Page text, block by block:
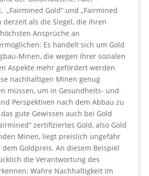
„Fairmined Gold“ und „Fairmined
derzeit als die Siegel, die ihren
Ansprüche an
Es handelt sich um Gold
Minen, die wegen ihrer sozialen
Aspekte mehr gefördert werden
nachhaltigen Minen genug
müssen, um in Gesundheits- und
Perspektiven nach dem Abbau zu
gute Gewissen auch bei Gold
zertifiziertes Gold, also Gold
Minen, liegt preislich ungefähr
Goldpreis. An diesem Beispiel
die Verantwortung des
Wahre Nachhaltigkeit im